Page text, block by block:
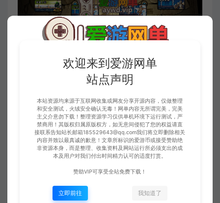
欢迎来到爱游网单
站点声明
本站资源均来源于互联网收集或网友分享开源内容，仅做整理
和安全测试，火绒安全确认无毒！网单内容无所谓完美，完美
主义介意勿下载！整理资源学习仅供单机环境下运行测试，严
禁商用！其版权归属原版权方，如无意间侵犯了您的权益请直
接联系告知站长邮箱185529643@qq.com我们将立即删除相关
内容并致以最真诚的歉意！文章所标识的爱游币或接受赞助绝
非资源本身，而是整理、收集资料及网站运行所必须支出的成
本及用户对我们付出时间精力认可的适度打赏。
赞助VIP可享受全站免费下载！
立即前往 我知道了